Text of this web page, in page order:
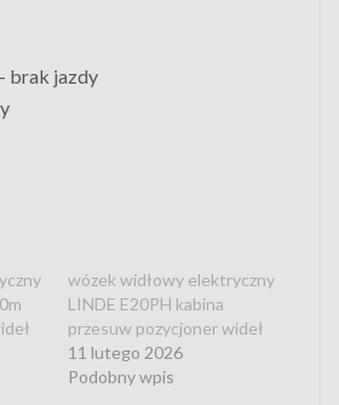
brak jazdy
wózek widłowy elektryczny
LINDE E20PH kabina
przesuw pozycjoner wideł
11 lutego 2026
Podobny wpis